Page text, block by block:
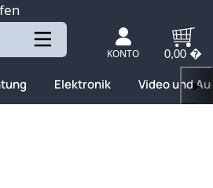
KONTO 0,00 �
Elektronik Video und▶